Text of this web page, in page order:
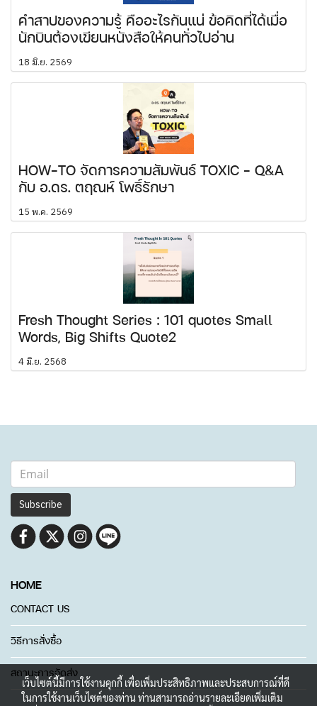
คำสาปของความรู้ คืออะไรกันแน่ ข้อคิดที่ได้เมื่อ
นักบินต้องเขียนหนังสือให้คนทั่วไปอ่าน
18 มิ.ย. 2569
HOW-TO จัดการความสัมพันธ์ TOXIC - Q&A
กับ อ.ดร. ตฤณห์ โพธิ์รักษา
15 พ.ค. 2569
Fresh Thought Series : 101 quotes Small
Words, Big Shifts Quote2
4 มิ.ย. 2568
Subscribe
HOME
CONTACT US
วิธีการสั่งซื้อ
สถานะการจัดส่ง
เว็บไซต์นี้มีการใช้งานคุกกี้ เพื่อเพิ่มประสิทธิภาพและประสบการณ์ที่ดี
ในการใช้งานเว็บไซต์ของท่าน ท่านสามารถอ่านรายละเอียดเพิ่มเติม